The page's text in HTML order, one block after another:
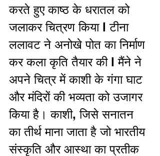
करते हुए काष्ठ के धरातल को
जलाकर चित्रण किया l टीना
ललावट ने अनोखे पोत का निर्माण
कर कला कृति तैयार की l मैंने ने
अपने चित्र में काशी के गंगा घाट
और मंदिरों की भव्यता को उजागर
किया है। काशी, जिसे सनातन
का तीर्थ माना जाता है जो भारतीय
संस्कृति और आस्था का प्रतीक